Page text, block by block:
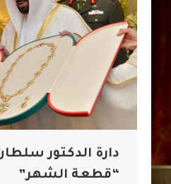
دارة الدكتور
“قطعة الشهر”